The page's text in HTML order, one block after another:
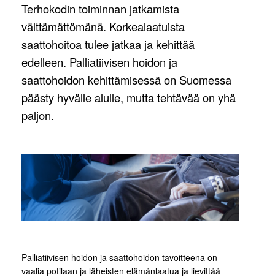
Terhokodin toiminnan jatkamista
välttämättömänä. Korkealaatuista
saattohoitoa tulee jatkaa ja kehittää
edelleen. Palliatiivisen hoidon ja
saattohoidon kehittämisessä on Suomessa
päästy hyvälle alulle, mutta tehtävää on yhä
paljon.
Palliatiivisen hoidon ja saattohoidon tavoitteena on
vaalia potilaan ja läheisten elämänlaatua ja lievittää